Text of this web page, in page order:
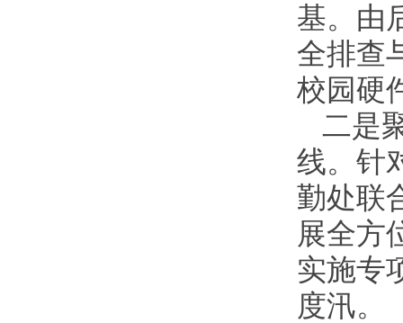
基。由
全排查
校园硬
二是
线。针
勤处联
展全方
实施专
度汛。